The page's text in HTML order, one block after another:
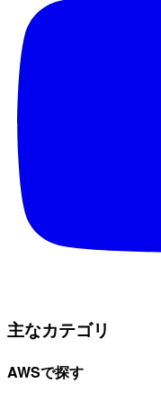
主なカテゴリ
AWSで探す